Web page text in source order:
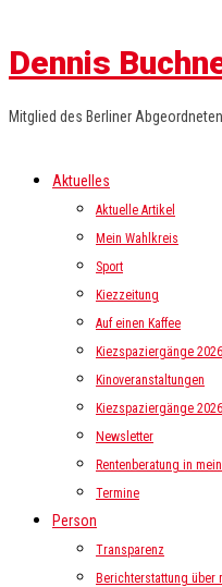
Dennis
Mitglied des Berliner
Aktuelles
Aktuelle Artikel
Mein Wahlkreis
Sport
Kiezzeitung
Auf einen Kaffee
Kiezspaziergänge 2026
Kinoveranstaltungen
Kiezspaziergänge
Newsletter
Rentenberatung in
Termine
Person
Transparenz
Berichterstattung über